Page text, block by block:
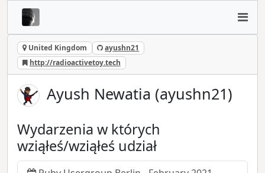
United Kingdom
ayushn21
http://radioactivetoy.tech
Ayush Newatia (ayushn21)
Wydarzenia w których
wziąłeś/wziąłeś udział